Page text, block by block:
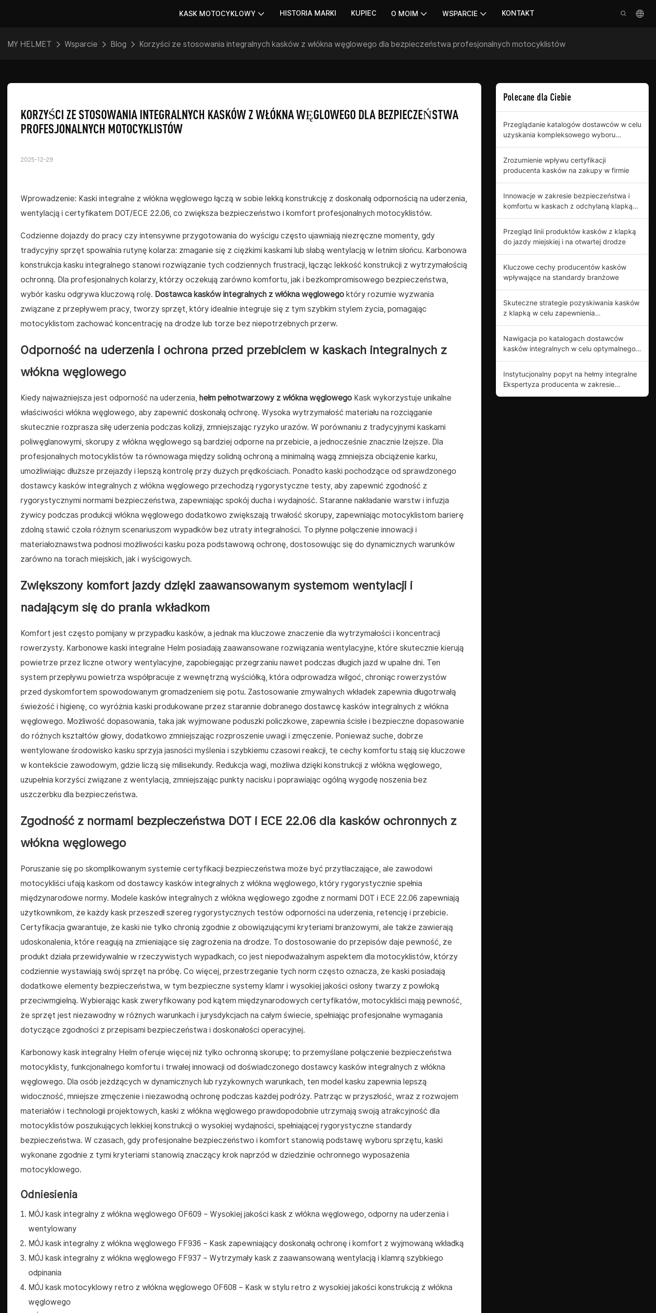
KASK MOTOCYKLOWY HISTORIA MARKI KUPIEC O MOIM WSPARCIE KONTAKT
MY HELMET Wsparcie Blog Korzyści ze stosowania integralnych kasków z włókna węglowego dla bezpieczeństwa profesjonalnych motocyklistów
KORZYŚCI ZE STOSOWANIA INTEGRALNYCH KASKÓW Z WŁÓKNA WĘGLOWEGO DLA BEZPIECZEŃSTWA
PROFESJONALNYCH MOTOCYKLISTÓW
2025-12-29
Wprowadzenie: Kaski integralne z włókna węglowego łączą w sobie lekką konstrukcję z doskonałą odpornością na uderzenia,
wentylacją i certyfikatem DOT/ECE 22.06, co zwiększa bezpieczeństwo i komfort profesjonalnych motocyklistów.
Codzienne dojazdy do pracy czy intensywne przygotowania do wyścigu często ujawniają niezręczne momenty, gdy
tradycyjny sprzęt spowalnia rutynę kolarza: zmaganie się z ciężkimi kaskami lub słabą wentylacją w letnim słońcu. Karbonowa
konstrukcja kasku integralnego stanowi rozwiązanie tych codziennych frustracji, łącząc lekkość konstrukcji z wytrzymałością
ochronną. Dla profesjonalnych kolarzy, którzy oczekują zarówno komfortu, jak i bezkompromisowego bezpieczeństwa,
wybór kasku odgrywa kluczową rolę. Dostawca kasków integralnych z włókna węglowegoktóry rozumie wyzwania
związane z przepływem pracy, tworzy sprzęt, który idealnie integruje się z tym szybkim stylem życia, pomagając
motocyklistom zachować koncentrację na drodze lub torze bez niepotrzebnych przerw.
Odporność na uderzenia i ochrona przed przebiciem w kaskach integralnych z
włókna węglowego
Kiedy najważniejsza jest odporność na uderzenia, hełm pełnotwarzowy z włókna węglowegoKask wykorzystuje unikalne
właściwości włókna węglowego, aby zapewnić doskonałą ochronę. Wysoka wytrzymałość materiału na rozciąganie
skutecznie rozprasza siłę uderzenia podczas kolizji, zmniejszając ryzyko urazów. W porównaniu z tradycyjnymi kaskami
poliwęglanowymi, skorupy z włókna węglowego są bardziej odporne na przebicie, a jednocześnie znacznie lżejsze. Dla
profesjonalnych motocyklistów ta równowaga między solidną ochroną a minimalną wagą zmniejsza obciążenie karku,
umożliwiając dłuższe przejazdy i lepszą kontrolę przy dużych prędkościach. Ponadto kaski pochodzące od sprawdzonego
dostawcy kasków integralnych z włókna węglowego przechodzą rygorystyczne testy, aby zapewnić zgodność z
rygorystycznymi normami bezpieczeństwa, zapewniając spokój ducha i wydajność. Staranne nakładanie warstw i infuzja
żywicy podczas produkcji włókna węglowego dodatkowo zwiększają trwałość skorupy, zapewniając motocyklistom barierę
zdolną stawić czoła różnym scenariuszom wypadków bez utraty integralności. To płynne połączenie innowacji i
materiałoznawstwa podnosi możliwości kasku poza podstawową ochronę, dostosowując się do dynamicznych warunków
zarówno na torach miejskich, jak i wyścigowych.
Zwiększony komfort jazdy dzięki zaawansowanym systemom wentylacji i
nadającym się do prania wkładkom
Komfort jest często pomijany w przypadku kasków, a jednak ma kluczowe znaczenie dla wytrzymałości i koncentracji
rowerzysty. Karbonowe kaski integralne Helm posiadają zaawansowane rozwiązania wentylacyjne, które skutecznie kierują
powietrze przez liczne otwory wentylacyjne, zapobiegając przegrzaniu nawet podczas długich jazd w upalne dni. Ten
system przepływu powietrza współpracuje z wewnętrzną wyściółką, która odprowadza wilgoć, chroniąc rowerzystów
przed dyskomfortem spowodowanym gromadzeniem się potu. Zastosowanie zmywalnych wkładek zapewnia długotrwałą
świeżość i higienę, co wyróżnia kaski produkowane przez starannie dobranego dostawcę kasków integralnych z włókna
węglowego. Możliwość dopasowania, taka jak wyjmowane poduszki policzkowe, zapewnia ścisłe i bezpieczne dopasowanie
do różnych kształtów głowy, dodatkowo zmniejszając rozproszenie uwagi i zmęczenie. Ponieważ suche, dobrze
wentylowane środowisko kasku sprzyja jasności myślenia i szybkiemu czasowi reakcji, te cechy komfortu stają się kluczowe
w kontekście zawodowym, gdzie liczą się milisekundy. Redukcja wagi, możliwa dzięki konstrukcji z włókna węglowego,
uzupełnia korzyści związane z wentylacją, zmniejszając punkty nacisku i poprawiając ogólną wygodę noszenia bez
uszczerbku dla bezpieczeństwa.
Zgodność z normami bezpieczeństwa DOT i ECE 22.06 dla kasków ochronnych z
włókna węglowego
Poruszanie się po skomplikowanym systemie certyfikacji bezpieczeństwa może być przytłaczające, ale zawodowi
motocykliści ufają kaskom od dostawcy kasków integralnych z włókna węglowego, który rygorystycznie spełnia
międzynarodowe normy. Modele kasków integralnych z włókna węglowego zgodne z normami DOT i ECE 22.06 zapewniają
użytkownikom, że każdy kask przeszedł szereg rygorystycznych testów odporności na uderzenia, retencję i przebicie.
Certyfikacja gwarantuje, że kaski nie tylko chronią zgodnie z obowiązującymi kryteriami branżowymi, ale także zawierają
udoskonalenia, które reagują na zmieniające się zagrożenia na drodze. To dostosowanie do przepisów daje pewność, że
produkt działa przewidywalnie w rzeczywistych wypadkach, co jest niepodważalnym aspektem dla motocyklistów, którzy
codziennie wystawiają swój sprzęt na próbę. Co więcej, przestrzeganie tych norm często oznacza, że ​​kaski posiadają
dodatkowe elementy bezpieczeństwa, w tym bezpieczne systemy klamr i wysokiej jakości osłony twarzy z powłoką
przeciwmgielną. Wybierając kask zweryfikowany pod kątem międzynarodowych certyfikatów, motocykliści mają pewność,
że sprzęt jest niezawodny w różnych warunkach i jurysdykcjach na całym świecie, spełniając profesjonalne wymagania
dotyczące zgodności z przepisami bezpieczeństwa i doskonałości operacyjnej.
Karbonowy kask integralny Helm oferuje więcej niż tylko ochronną skorupę; to przemyślane połączenie bezpieczeństwa
motocyklisty, funkcjonalnego komfortu i trwałej innowacji od doświadczonego dostawcy kasków integralnych z włókna
węglowego. Dla osób jeżdżących w dynamicznych lub ryzykownych warunkach, ten model kasku zapewnia lepszą
widoczność, mniejsze zmęczenie i niezawodną ochronę podczas każdej podróży. Patrząc w przyszłość, wraz z rozwojem
materiałów i technologii projektowych, kaski z włókna węglowego prawdopodobnie utrzymają swoją atrakcyjność dla
motocyklistów poszukujących lekkiej konstrukcji o wysokiej wydajności, spełniającej rygorystyczne standardy
bezpieczeństwa. W czasach, gdy profesjonalne bezpieczeństwo i komfort stanowią podstawę wyboru sprzętu, kaski
wykonane zgodnie z tymi kryteriami stanowią znaczący krok naprzód w dziedzinie ochronnego wyposażenia
motocyklowego.
Odniesienia
MÓJ kask integralny z włókna węglowego OF609 – Wysokiej jakości kask z włókna węglowego, odporny na uderzenia i
wentylowany
MÓJ kask integralny z włókna węglowego FF936 – Kask zapewniający doskonałą ochronę i komfort z wyjmowaną wkładką
MÓJ kask integralny z włókna węglowego FF937 – Wytrzymały kask z zaawansowaną wentylacją i klamrą szybkiego
odpinania
MÓJ kask motocyklowy retro z włókna węglowego OF608 – Kask w stylu retro z wysokiej jakości konstrukcją z włókna
węglowego
Polecane dla Ciebie
Przeglądanie katalogów dostawców w celu
uzyskania kompleksowego wyboru
Zrozumienie wpływu certyfikacji
producenta kasków na zakupy w firmie
Innowacje w zakresie bezpieczeństwa i
komfortu w kaskach z odchylaną klapką
Przegląd linii produktów kasków z klapką
do jazdy miejskiej i na otwartej drodze
Kluczowe cechy producentów kasków
wpływające na standardy branżowe
Skuteczne strategie pozyskiwania kasków
z klapką w celu zapewnienia
Nawigacja po katalogach dostawców
kasków integralnych w celu optymalnego
Instytucjonalny popyt na hełmy integralne
Ekspertyza producenta w zakresie